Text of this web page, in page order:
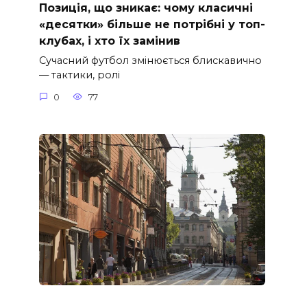
Позиція, що зникає: чому класичні
«десятки» більше не потрібні у топ-
клубах, і хто їх замінив
Сучасний футбол змінюється блискавично
— тактики, ролі
0 77